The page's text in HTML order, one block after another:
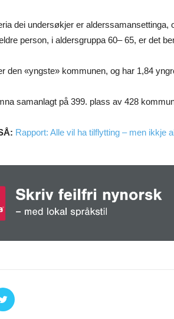
dei undersøkjer er
person, i aldersgruppa 60– 65, er det
den «yngste» kommunen, og har 1,84
samanlagt på 399. plass av 428
Rapport: Alle vil ha tilflytting – men ikkje